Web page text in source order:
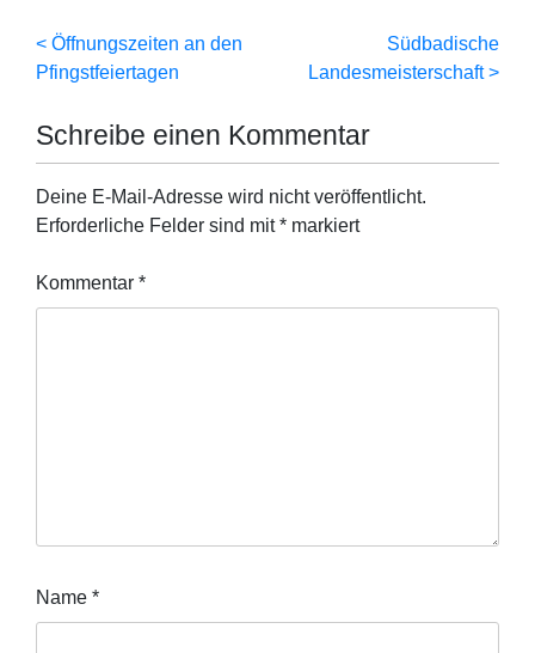
Beitragsnavigation
Öffnungszeiten an den
Pfingstfeiertagen
Südbadische
Landesmeisterschaft
Schreibe einen Kommentar
Deine E-Mail-Adresse wird nicht veröffentlicht.
Erforderliche Felder sind mit* markiert
Kommentar *
Name *